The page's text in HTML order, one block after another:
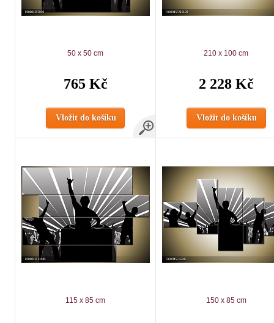
50 x 50 cm
765 Kč
Vložit do košíku
210 x 100 cm
2 228 Kč
Vložit do košíku
115 x 85 cm 150 x 85 cm